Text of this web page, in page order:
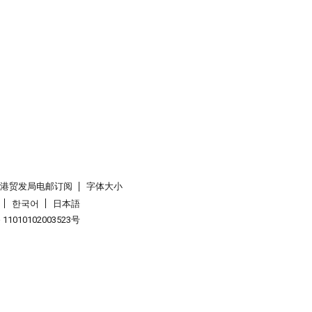
贸发局电邮订阅
字体大小
한국어
日本語
号